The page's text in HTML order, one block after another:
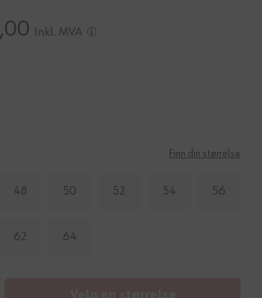
Inkl. MVA
Finn din størrelse
48 50 52 54 56
62 64